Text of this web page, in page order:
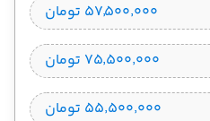
۵۷٬۵۰۰٬۰۰۰ تومان
۷۵٬۵۰۰٬۰۰۰ تومان
۵۵٬۵۰۰٬۰۰۰ تومان